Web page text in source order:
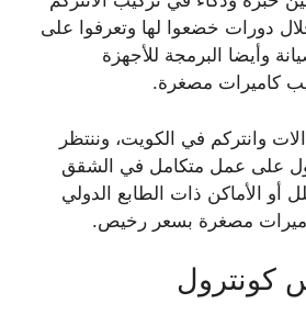
دورات خضعوا لها وتعرفوا على
وأيضا البرمجة للأجهزة
كاميرات مصغرة.
وانتركم في الكويت، وننتظر
على عمل متكامل في الشقق
أو الأماكن ذات الطابع الدولي
مصغرة بسعر رخيص.
كونترول